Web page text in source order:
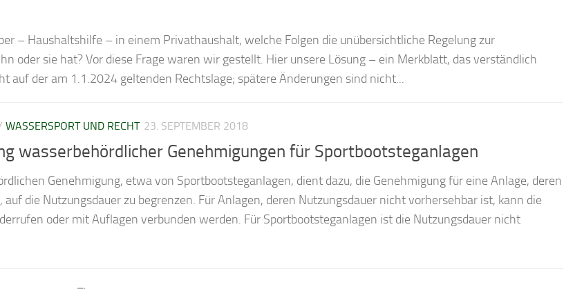
– Haushaltshilfe – in einem Privathaushalt, welche Folgen die unübersichtliche Regelung zur
oder sie hat? Vor diese Frage waren wir gestellt. Hier unsere Lösung – ein Merkblatt, das verständlich
auf der am 1.1.2024 geltenden Rechtslage; spätere Änderungen sind nicht...
WASSERSPORT UND RECHT 23. SEPTEMBER 2018
wasserbehördlicher Genehmigungen für Sportbootsteganlagen
Genehmigung, etwa von Sportbootsteganlagen, dient dazu, die Genehmigung für eine Anlage, deren
die Nutzungsdauer zu begrenzen. Für Anlagen, deren Nutzungsdauer nicht vorhersehbar ist, kann die
oder mit Auflagen verbunden werden. Für Sportbootsteganlagen ist die Nutzungsdauer nicht